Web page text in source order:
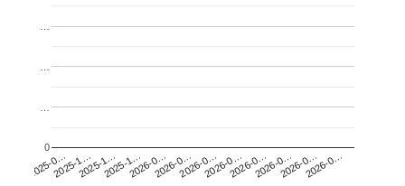
2025-0…2025-1…2025-1…2025-1…2026-0…2026-0…2026-0…2026-0…2026-0…2026-0…2026-0…2026-0…
0